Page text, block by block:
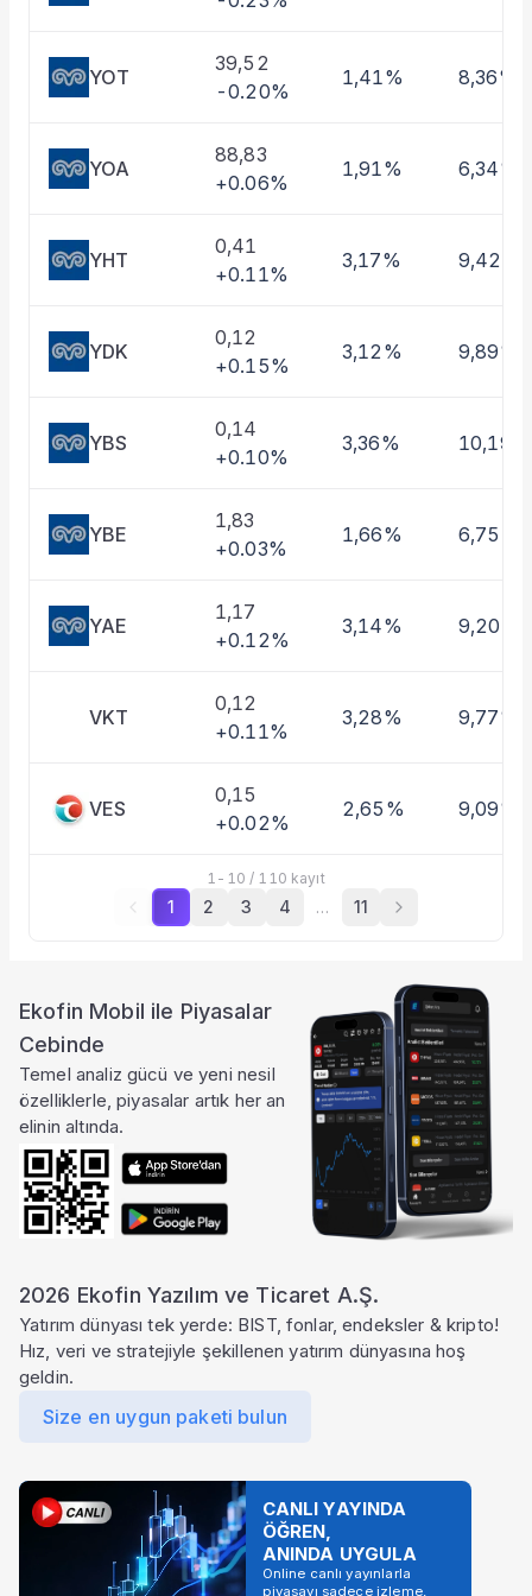
YOT
39,52
-0.20%
1,41% 8,36%
YOA
88,83
+0.06%
1,91% 6,34%
YHT
0,41
+0.11%
3,17% 9,42%
YDK
0,12
+0.15%
3,12% 9,89%
YBS
0,14
+0.10%
3,36% 10,19%
YBE
1,83
+0.03%
1,66% 6,75%
YAE
1,17
+0.12%
3,14% 9,20%
VKT
0,12
+0.11%
3,28% 9,77%
VES
0,15
+0.02%
2,65% 9,09%
1 - 10 / 110 kayıt
1 2 3 4 … 11
Ekofin Mobil ile Piyasalar
Cebinde
Temel analiz gücü ve yeni nesil
özelliklerle, piyasalar artık her an
elinin altında.
2026 Ekofin Yazılım ve Ticaret A.Ş.
Yatırım dünyası tek yerde: BIST, fonlar, endeksler & kripto!
Hız, veri ve stratejiyle şekillenen yatırım dünyasına hoş
geldin.
Size en uygun paketi bulun
CANLI YAYINDA
ÖĞREN,
ANINDA UYGULA
Online canlı yayınlarla
piyasayı sadece izleme,